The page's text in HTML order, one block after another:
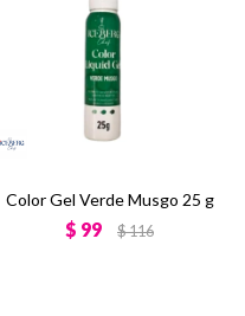
Color Gel Verde Musgo 25 g
$ 99 $116